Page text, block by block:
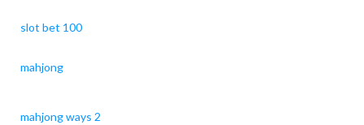
slot bet 100
mahjong
mahjong ways 2